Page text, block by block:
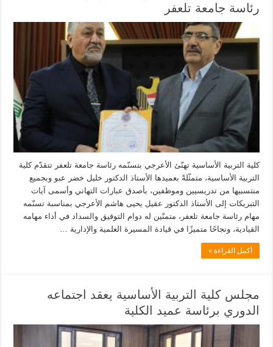
رئاسة جامعة تلعفر
كلية التربية الأساسية تهنّئ الأعرجي بتسنّمه رئاسة جامعة تلعفر تتقدّم كلية
التربية الأساسية، متمثّلةً بعميدها الأستاذ الدكتور خليل خضر عبو وبجميع
منتسبيها من تدريسيين وموظفين، بأصدق عبارات التهاني وأسمى آيات
التبريكات إلى الأستاذ الدكتور عقيل يحيى هاشم الأعرجي بمناسبة تسنّمه
مهام رئاسة جامعة تلعفر، متمنّين له دوام التوفيق والسداد في أداء مهامه
القيادية، ونجاحًا متميزًا في قيادة المسيرة العلمية والإدارية …
أكمل القراءة »
مجلس كلية التربية الأساسية يعقد اجتماعه
الدوري برئاسة عميد الكلية